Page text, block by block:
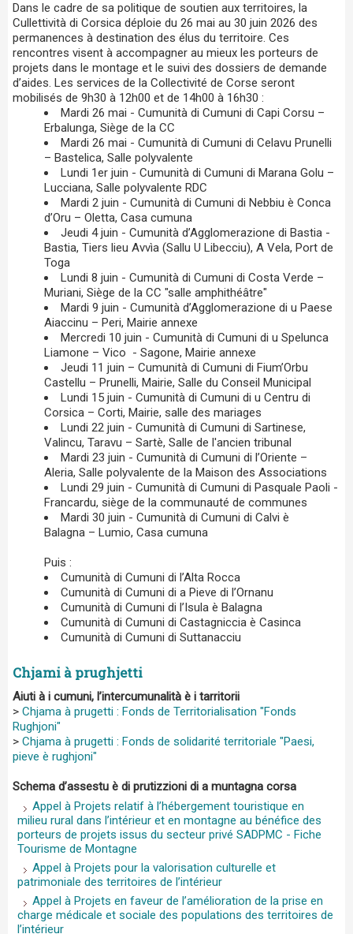
Dans le cadre de sa politique de soutien aux territoires, la
Cullettività di Corsica déploie du 26 mai au 30 juin 2026 des
permanences à destination des élus du territoire. Ces
rencontres visent à accompagner au mieux les porteurs de
projets dans le montage et le suivi des dossiers de demande
d’aides. Les services de la Collectivité de Corse seront
mobilisés de 9h30 à 12h00 et de 14h00 à 16h30 :
Mardi 26 mai - Cumunità di Cumuni di Capi Corsu –
Erbalunga, Siège de la CC
Mardi 26 mai - Cumunità di Cumuni di Celavu Prunelli
– Bastelica, Salle polyvalente
Lundi 1er juin - Cumunità di Cumuni di Marana Golu –
Lucciana, Salle polyvalente RDC
Mardi 2 juin - Cumunità di Cumuni di Nebbiu è Conca
d’Oru – Oletta, Casa cumuna
Jeudi 4 juin - Cumunità d’Agglomerazione di Bastia -
Bastia, Tiers lieu Avvìa (Sallu U Libecciu), A Vela, Port de
Toga
Lundi 8 juin - Cumunità di Cumuni di Costa Verde –
Muriani, Siège de la CC "salle amphithéâtre"
Mardi 9 juin - Cumunità d’Agglomerazione di u Paese
Aiaccinu – Peri, Mairie annexe
Mercredi 10 juin - Cumunità di Cumuni di u Spelunca
Liamone – Vico - Sagone, Mairie annexe
Jeudi 11 juin – Cumunità di Cumuni di Fium’Orbu
Castellu – Prunelli, Mairie, Salle du Conseil Municipal
Lundi 15 juin - Cumunità di Cumuni di u Centru di
Corsica – Corti, Mairie, salle des mariages
Lundi 22 juin - Cumunità di Cumuni di Sartinese,
Valincu, Taravu – Sartè, Salle de l'ancien tribunal
Mardi 23 juin - Cumunità di Cumuni di l’Oriente –
Aleria, Salle polyvalente de la Maison des Associations
Lundi 29 juin - Cumunità di Cumuni di Pasquale Paoli -
Francardu, siège de la communauté de communes
Mardi 30 juin - Cumunità di Cumuni di Calvi è
Balagna – Lumio, Casa cumuna
Puis :
Cumunità di Cumuni di l’Alta Rocca
Cumunità di Cumuni di a Pieve di l’Ornanu
Cumunità di Cumuni di l’Isula è Balagna
Cumunità di Cumuni di Castagniccia è Casinca
Cumunità di Cumuni di Suttanacciu
Chjami à prughjetti
Aiuti à i cumuni, l’intercumunalità è i tarritorii
> Chjama à prugetti : Fonds de Territorialisation "Fonds
Rughjoni"
> Chjama à prugetti : Fonds de solidarité territoriale "Paesi,
pieve è rughjoni"
Schema d’assestu è di prutizzioni di a muntagna corsa